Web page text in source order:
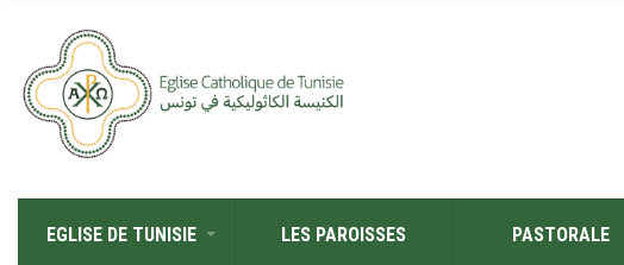
EGLISE DE TUNISIE LES PAROISSES PASTORALE